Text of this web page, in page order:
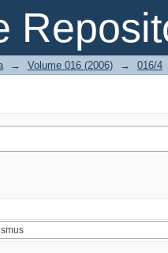
→ Volume 016 (2006) → 016/4